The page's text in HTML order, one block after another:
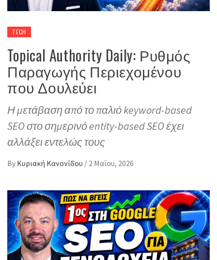
TECH
Topical Authority Daily: Ρυθμός
Παραγωγής Περιεχομένου
που Δουλεύει
Η μετάβαση από το παλιό keyword-based
SEO στο σημερινό entity-based SEO έχει
αλλάξει εντελώς τους
By Κυριακή Κανονίδου / 2 Μαΐου, 2026